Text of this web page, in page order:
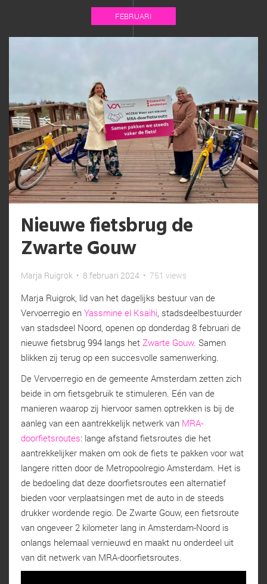
FEBRUARI
Nieuwe fietsbrug de
Zwarte Gouw
Marja Ruigrok • 8 februari 2024 • 751 views
Marja Ruigrok, lid van het dagelijks bestuur van de
Vervoerregio en Yassmine el Ksaihi , stadsdeelbestuurder
van stadsdeel Noord, openen op donderdag 8 februari de
nieuwe fietsbrug 994 langs het Zwarte Gouw. Samen
blikken zij terug op een succesvolle samenwerking.
De Vervoerregio en de gemeente Amsterdam zetten zich
beide in om fietsgebruik te stimuleren. Eén van de
manieren waarop zij hiervoor samen optrekken is bij de
aanleg van een aantrekkelijk netwerk van MRA-
doorfietsroutes: lange afstand fietsroutes die het
aantrekkelijker maken om ook de fiets te pakken voor wat
langere ritten door de Metropoolregio Amsterdam. Het is
de bedoeling dat deze doorfietsroutes een alternatief
bieden voor verplaatsingen met de auto in de steeds
drukker wordende regio. De Zwarte Gouw, een fietsroute
van ongeveer 2 kilometer lang in Amsterdam-Noord is
onlangs helemaal vernieuwd en maakt nu onderdeel uit
van dit netwerk van MRA-doorfietsroutes.